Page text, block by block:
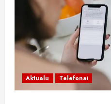
Aktualu Telefonai